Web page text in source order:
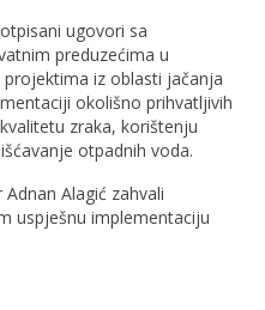
ugovori sa
preduzećima u
iz oblasti jačanja
okolišno prihvatljivih
zraka, korištenju
otpadnih voda.
Alagić zahvali
uspješnu implementaciju